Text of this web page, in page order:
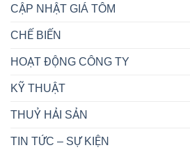
CẬP NHẬT GIÁ TÔM
CHẾ BIẾN
HOẠT ĐỘNG CÔNG TY
KỸ THUẬT
THUỶ HẢI SẢN
TIN TỨC – SỰ KIỆN